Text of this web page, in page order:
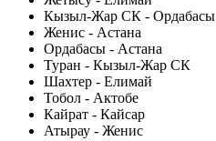
Кызыл-Жар СК - Ордабасы
Женис - Астана
Ордабасы - Астана
Туран - Кызыл-Жар СК
Шахтер - Елимай
Тобол - Актобе
Кайрат - Кайсар
Атырау - Женис